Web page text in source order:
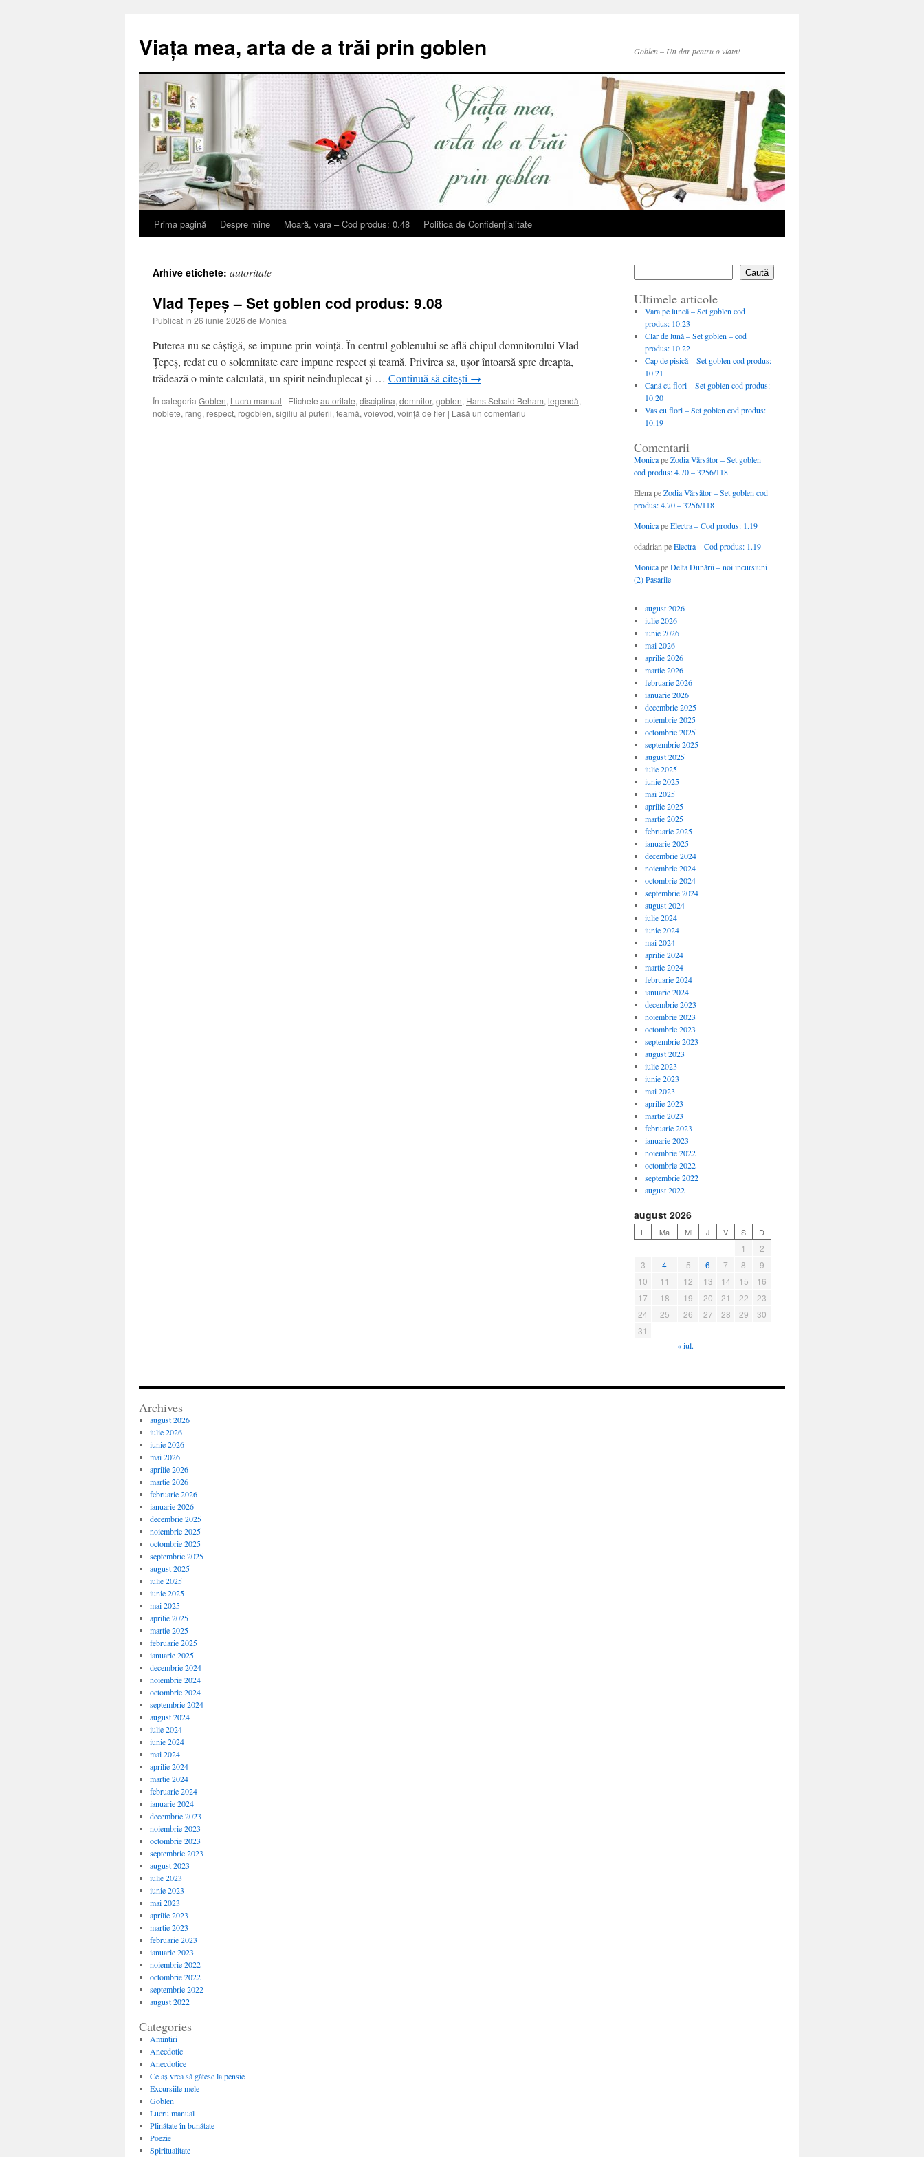
Viața mea, arta de a trăi prin goblen Goblen – Un dar pentru o viata!
Sari
conținut
Prima pagină Despre mine Moară, vara – Cod produs: 0.48 Politica de Confidențialitate
Arhive etichete: autoritate
Vlad Țepeș – Set goblen cod produs: 9.08
Publicat în 26 iunie 2026 de Monica
Puterea nu se câștigă, se impune prin voință. În centrul goblenului se află chipul domnitorului Vlad
Țepeș, redat cu o solemnitate care impune respect și teamă. Privirea sa, ușor întoarsă spre dreapta,
trădează o minte calculată, un spirit neînduplecat și … Continuă să citești →
În categoria Goblen, Lucru manual | Etichete autoritate, disciplina, domnitor, goblen, Hans Sebald Beham, legendă,
noblete, rang, respect, rogoblen, sigiliu al puterii, teamă, voievod, voință de fier | Lasă un comentariu
Caută
Ultimele articole
Vara pe luncă – Set goblen cod
produs: 10.23
Clar de lună – Set goblen – cod
produs: 10.22
Cap de pisică – Set goblen cod produs:
10.21
Cană cu flori – Set goblen cod produs:
10.20
Vas cu flori – Set goblen cod produs:
10.19
Comentarii
MonicapeZodia Vărsător – Set goblen
cod produs: 4.70 – 3256/118
ElenapeZodia Vărsător – Set goblen cod
produs: 4.70 – 3256/118
MonicapeElectra – Cod produs: 1.19
odadrian peElectra – Cod produs: 1.19
MonicapeDelta Dunării – noi incursiuni
(2) Pasarile
august 2026
iulie 2026
iunie 2026
mai 2026
aprilie 2026
martie 2026
februarie 2026
ianuarie 2026
decembrie 2025
noiembrie 2025
octombrie 2025
septembrie 2025
august 2025
iulie 2025
iunie 2025
mai 2025
aprilie 2025
martie 2025
februarie 2025
ianuarie 2025
decembrie 2024
noiembrie 2024
octombrie 2024
septembrie 2024
august 2024
iulie 2024
iunie 2024
mai 2024
aprilie 2024
martie 2024
februarie 2024
ianuarie 2024
decembrie 2023
noiembrie 2023
octombrie 2023
septembrie 2023
august 2023
iulie 2023
iunie 2023
mai 2023
aprilie 2023
martie 2023
februarie 2023
ianuarie 2023
noiembrie 2022
octombrie 2022
septembrie 2022
august 2022
august 2026
L Ma Mi J V S D
1
2
3
4 5 6 7 8
9
10
11 12 13 14 15
16
17
18 19 20 21 22
23
24
25 26 27 28 29
30
31
« iul.
Archives
august 2026
iulie 2026
iunie 2026
mai 2026
aprilie 2026
martie 2026
februarie 2026
ianuarie 2026
decembrie 2025
noiembrie 2025
octombrie 2025
septembrie 2025
august 2025
iulie 2025
iunie 2025
mai 2025
aprilie 2025
martie 2025
februarie 2025
ianuarie 2025
decembrie 2024
noiembrie 2024
octombrie 2024
septembrie 2024
august 2024
iulie 2024
iunie 2024
mai 2024
aprilie 2024
martie 2024
februarie 2024
ianuarie 2024
decembrie 2023
noiembrie 2023
octombrie 2023
septembrie 2023
august 2023
iulie 2023
iunie 2023
mai 2023
aprilie 2023
martie 2023
februarie 2023
ianuarie 2023
noiembrie 2022
octombrie 2022
septembrie 2022
august 2022
Categories
Amintiri
Anecdotic
Anecdotice
Ce aș vrea să gătesc la pensie
Excursiile mele
Goblen
Lucru manual
Plinătate în bunătate
Poezie
Spiritualitate